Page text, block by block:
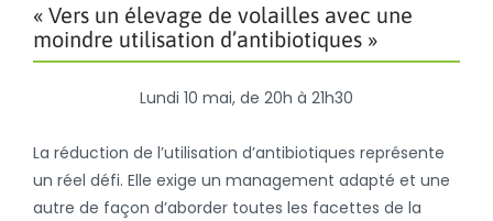
« Vers un élevage de volailles avec une
moindre utilisation d’antibiotiques »
Lundi 10 mai, de 20h à 21h30
La réduction de l’utilisation d’antibiotiques représente
un réel défi. Elle exige un management adapté et une
autre de façon d’aborder toutes les facettes de la